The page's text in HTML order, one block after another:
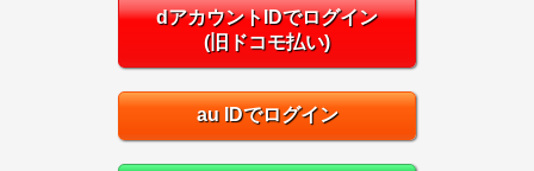
dアカウントIDでログイン
(旧ドコモ払い)
au IDでログイン